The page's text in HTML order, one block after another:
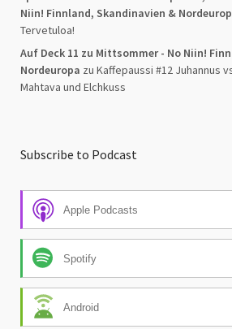
Niin! Finnland, Skandinavien &
Tervetuloa!
Auf Deck 11 zu Mittsommer - No Niin!
Nordeuropa zu Kaffepaussi #12 Juhannus
Mahtava und Elchkuss
Subscribe to Podcast
Apple Podcasts
Spotify
Android